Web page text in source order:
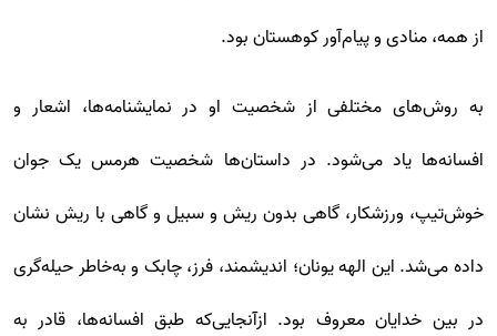
از همه، منادی و پیام‌آور کوهستان بود.
به روش‌های مختلفی از شخصیت او در نمایشنامه‌ها، اشعار و
افسانه‌ها یاد می‌شود. در داستان‌ها شخصیت هرمس یک جوان
خوش‌تیپ، ورزشکار، گاهی بدون ریش و سبیل و گاهی با ریش نشان
داده می‌شد. این الهه یونان؛ اندیشمند، فرز، چابک و به‌خاطر حیله‌گری
در بین خدایان معروف بود. ازآنجایی‌که طبق افسانه‌ها، قادر به